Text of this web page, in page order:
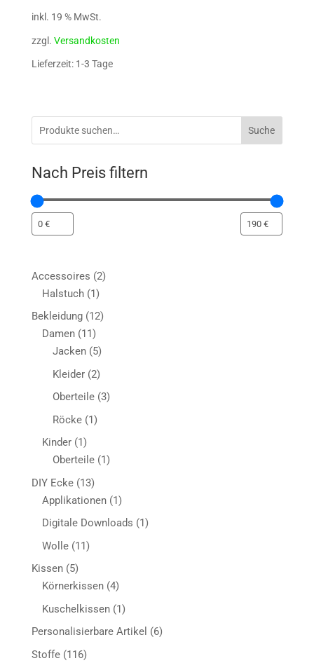
inkl. 19 % MwSt.
zzgl. Versandkosten
Lieferzeit: 1-3 Tage
Suche
Nach Preis filtern
Accessoires 22
Halstuch 11
Produkt
Bekleidung 1212
Damen 1111
Produkte
Jacken 55
Produkte
Kleider 22
Produkte
Oberteile 33
Röcke 11
Kinder 11
Produkt
Oberteile 11
DIY Ecke 1313
Produkte
Applikationen 11
Produkt
Digitale Downloads 11
Wolle 1111
Kissen 55
Produkte
Körnerkissen 44
Produkte
Kuschelkissen 11
Produkt
Personalisierbare Artikel 66
Stoffe 116116